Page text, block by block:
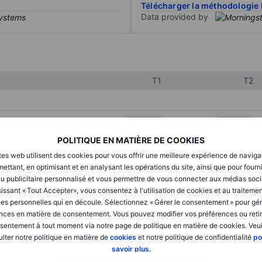
POLITIQUE EN MATIÈRE DE COOKIES
web utilisent des cookies pour vous offrir une meilleure expérience de
en optimisant et en analysant les opérations du site, ainsi que pour
publicitaire personnalisé et vous permettre de vous connecter aux médias
« Tout Accepter», vous consentez à l'utilisation de cookies et au
personnelles qui en découle. Sélectionnez « Gérer le consentement » pour
en matière de consentement. Vous pouvez modifier vos préférences ou
à tout moment via notre page de politique en matière de cookies.
notre politique en matière de cookies et notre politique de confidentialité
savoir plus.
Télécharger la méthodologie
Data provided by
T1 T2
XXXXXXX XXXXXXX
XXXXXXX
XXXXXXX XXXXXXX
XXXXXXX XXXXXXX
XXXXXXX XXXXXXX